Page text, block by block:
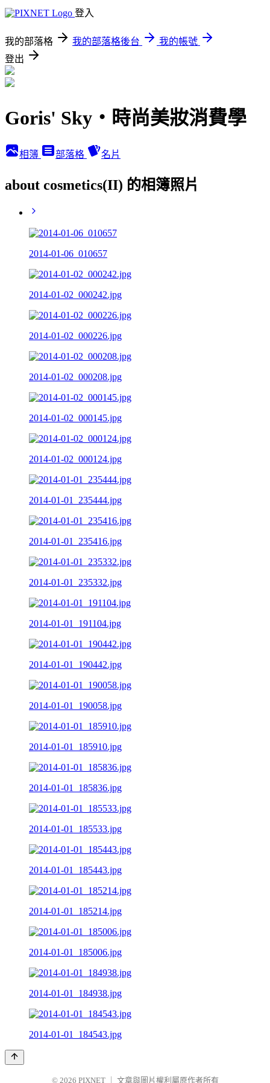
登入
我的部落格 我的部落格後台
我的帳號
登出
Goris' Sky‧時尚美妝消費學
相簿 部落格 名片
about cosmetics(II) 的相簿照片
2014-01-06_010657
2014-01-02_000242.jpg
2014-01-02_000226.jpg
2014-01-02_000208.jpg
2014-01-02_000145.jpg
2014-01-02_000124.jpg
2014-01-01_235444.jpg
2014-01-01_235416.jpg
2014-01-01_235332.jpg
2014-01-01_191104.jpg
2014-01-01_190442.jpg
2014-01-01_190058.jpg
2014-01-01_185910.jpg
2014-01-01_185836.jpg
2014-01-01_185533.jpg
2014-01-01_185443.jpg
2014-01-01_185214.jpg
2014-01-01_185006.jpg
2014-01-01_184938.jpg
2014-01-01_184543.jpg
© 2026 PIXNET 文章與圖片權利屬原作者所有